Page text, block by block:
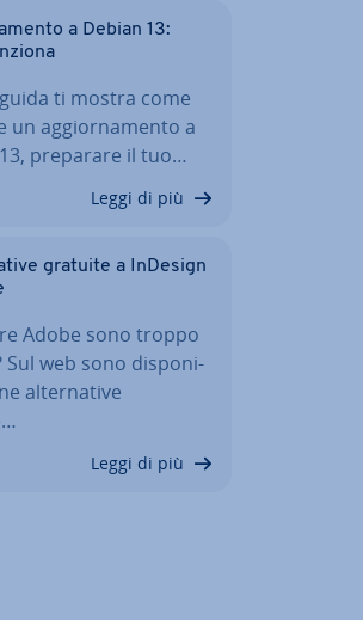
a Debian 13:
ti mostra come
un ag­gior­na­men­to a
preparare il tuo…
Leggi di più
gratuite a InDesign
Adobe sono troppo
Sul web sono di­spo­ni­
al­ter­na­ti­ve
Leggi di più